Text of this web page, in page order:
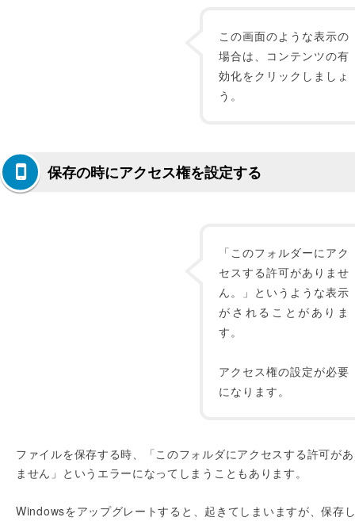
この画面のような表示の
場合は、コンテンツの有
効化をクリックしましょ
う。
保存の時にアクセス権を設定する
「このフォルダーにアク
セスする許可がありませ
ん。」というような表示
がされることがありま
す。
アクセス権の設定が必要
になります。
ファイルを保存する時、「このフォルダにアクセスする許可が
ません」というエラーになってしまうこともあります。
Windowsをアップグレートすると、起きてしまいますが、保存